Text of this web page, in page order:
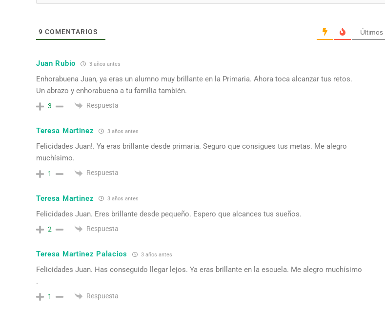
9 COMENTARIOS Últimos
Juan Rubio 3 años antes
Enhorabuena Juan, ya eras un alumno muy brillante en la Primaria. Ahora toca alcanzar tus retos.
Un abrazo y enhorabuena a tu familia también.
3 Respuesta
Teresa Martinez 3 años antes
Felicidades Juan!. Ya eras brillante desde primaria. Seguro que consigues tus metas. Me alegro
muchísimo.
1 Respuesta
Teresa Martinez 3 años antes
Felicidades Juan. Eres brillante desde pequeño. Espero que alcances tus sueños.
2 Respuesta
Teresa Martinez Palacios 3 años antes
Felicidades Juan. Has conseguido llegar lejos. Ya eras brillante en la escuela. Me alegro muchísimo
.
1 Respuesta